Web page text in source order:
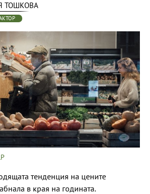
ТОШКОВА
тенденция на цените
в края на годината.